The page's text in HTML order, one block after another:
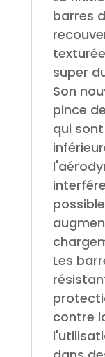
barres
super
Son
pince
qui
Les
contre